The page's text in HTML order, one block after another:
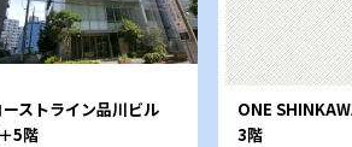
ーストライン品川ビル
5階
ONE
3階